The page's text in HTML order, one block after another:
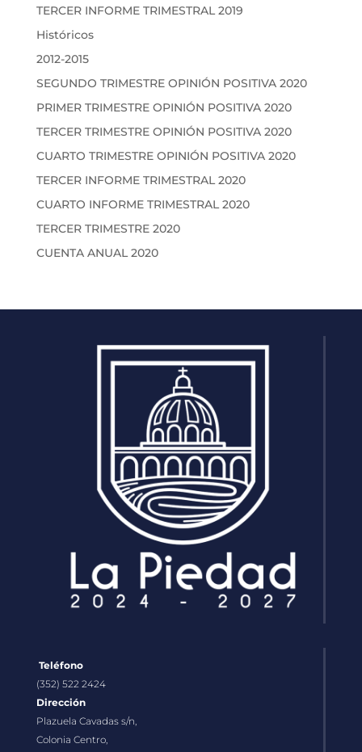
TERCER INFORME TRIMESTRAL 2019
Históricos
2012-2015
SEGUNDO TRIMESTRE OPINIÓN POSITIVA 2020
PRIMER TRIMESTRE OPINIÓN POSITIVA 2020
TERCER TRIMESTRE OPINIÓN POSITIVA 2020
CUARTO TRIMESTRE OPINIÓN POSITIVA 2020
TERCER INFORME TRIMESTRAL 2020
CUARTO INFORME TRIMESTRAL 2020
TERCER TRIMESTRE 2020
CUENTA ANUAL 2020
Teléfono
(352) 522 2424
Dirección
Plazuela Cavadas s/n,
Colonia Centro,